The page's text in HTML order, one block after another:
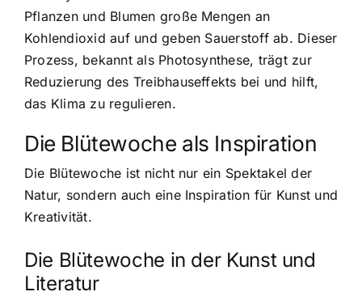
Pflanzen und Blumen große Mengen an
Kohlendioxid auf und geben Sauerstoff ab. Dieser
Prozess, bekannt als Photosynthese, trägt zur
Reduzierung des Treibhauseffekts bei und hilft,
das Klima zu regulieren.
Die Blütewoche als Inspiration
Die Blütewoche ist nicht nur ein Spektakel der
Natur, sondern auch eine Inspiration für Kunst und
Kreativität.
Die Blütewoche in der Kunst und
Literatur